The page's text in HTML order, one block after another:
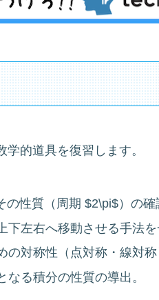
的道具を復習します。
性質（周期 $2\pi$）の確
左右へ移動させる手法を
対称性（点対称・線対称
る積分の性質の導出。